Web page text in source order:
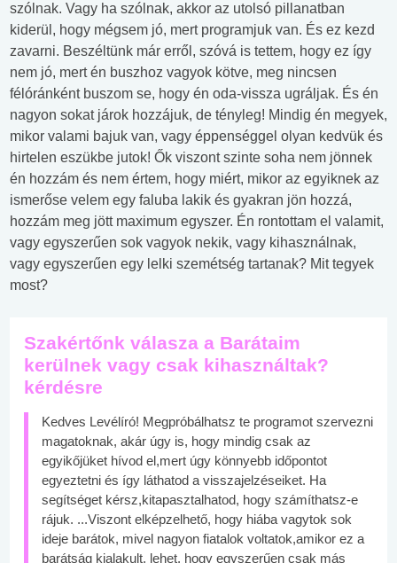
szólnak. Vagy ha szólnak, akkor az utolsó pillanatban
kiderül, hogy mégsem jó, mert programjuk van. És ez kezd
zavarni. Beszéltünk már erről, szóvá is tettem, hogy ez így
nem jó, mert én buszhoz vagyok kötve, meg nincsen
félóránként buszom se, hogy én oda-vissza ugráljak. És én
nagyon sokat járok hozzájuk, de tényleg! Mindig én megyek,
mikor valami bajuk van, vagy éppenséggel olyan kedvük és
hirtelen eszükbe jutok! Ők viszont szinte soha nem jönnek
én hozzám és nem értem, hogy miért, mikor az egyiknek az
ismerőse velem egy faluba lakik és gyakran jön hozzá,
hozzám meg jött maximum egyszer. Én rontottam el valamit,
vagy egyszerűen sok vagyok nekik, vagy kihasználnak,
vagy egyszerűen egy lelki szemétség tartanak? Mit tegyek
most?
Szakértőnk válasza a Barátaim
kerülnek vagy csak kihasználtak?
kérdésre
Kedves Levélíró! Megpróbálhatsz te programot szervezni
magatoknak, akár úgy is, hogy mindig csak az
egyikőjüket hívod el,mert úgy könnyebb időpontot
egyeztetni és így láthatod a visszajelzéseiket. Ha
segítséget kérsz,kitapasztalhatod, hogy számíthatsz-e
rájuk. ...Viszont elképzelhető, hogy hiába vagytok sok
ideje barátok, mivel nagyon fiatalok voltatok,amikor ez a
barátság kialakult, lehet, hogy egyszerűen csak más